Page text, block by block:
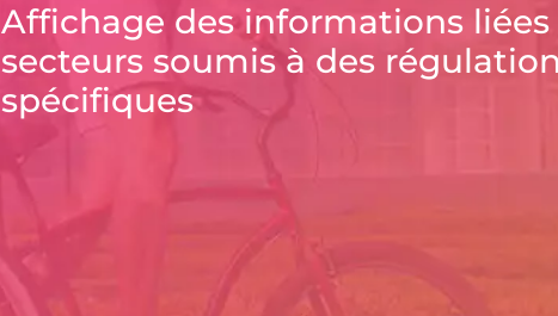
Affichage des informations liées
secteurs soumis à des
spécifiques